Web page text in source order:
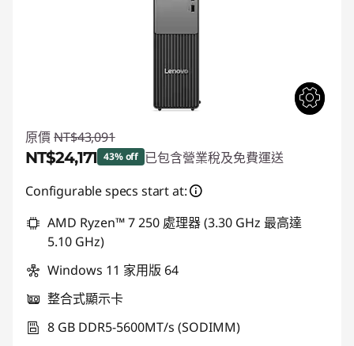
原價 NT$43,091
NT$24,171 43% off 已包含營業稅及免費運送
即時折扣： :-NT$18,920
Configurable specs start at:
AMD Ryzen™ 7 250 處理器 (3.30 GHz 最高達
5.10 GHz)
Windows 11 家用版 64
整合式顯示卡
8 GB DDR5-5600MT/s (SODIMM)